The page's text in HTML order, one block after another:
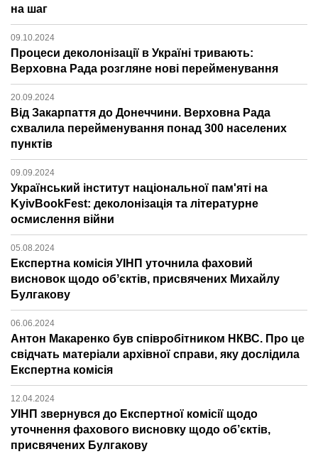
на шаг
09.10.2024
Процеси деколонізації в Україні тривають:
Верховна Рада розгляне нові перейменування
20.09.2024
Від Закарпаття до Донеччини. Верховна Рада
схвалила перейменування понад 300 населених
пунктів
09.09.2024
Український інститут національної пам'яті на
KyivBookFest: деколонізація та літературне
осмислення війни
05.08.2024
Експертна комісія УІНП уточнила фаховий
висновок щодо обʼєктів, присвячених Михайлу
Булгакову
06.06.2024
Антон Макаренко був співробітником НКВС. Про це
свідчать матеріали архівної справи, яку дослідила
Експертна комісія
12.04.2024
УІНП звернувся до Експертної комісії щодо
уточнення фахового висновку щодо об’єктів,
присвячених Булгакову